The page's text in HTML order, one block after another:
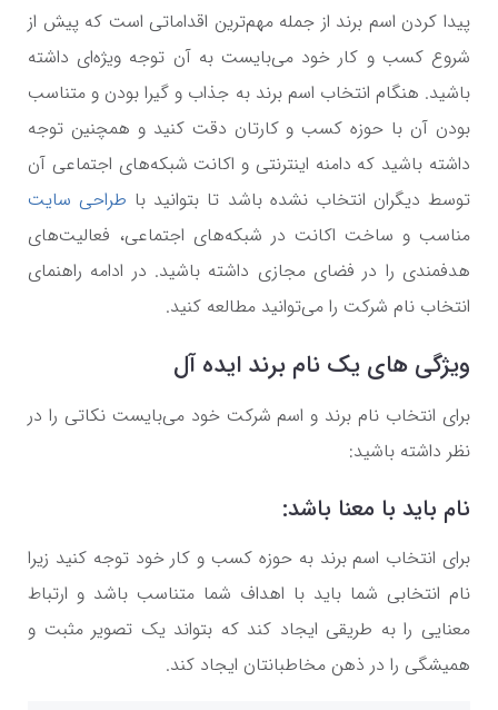
پیدا کردن اسم برند از جمله مهم‌ترین اقداماتی است که پیش از
شروع کسب و کار خود می‌بایست به آن توجه ویژه‌ای داشته
باشید. هنگام انتخاب اسم برند به جذاب و گیرا بودن و متناسب
بودن آن با حوزه کسب و کارتان دقت کنید و همچنین توجه
داشته باشید که دامنه اینترنتی و اکانت شبکه‌های اجتماعی آن
توسط دیگران انتخاب نشده باشد تا بتوانید با طراحی سایت
مناسب و ساخت اکانت در شبکه‌های اجتماعی، فعالیت‌های
هدفمندی را در فضای مجازی داشته باشید. در ادامه راهنمای
انتخاب نام شرکت را می‌توانید مطالعه کنید.
ویژگی های یک نام برند ایده آل
برای انتخاب نام برند و اسم شرکت خود می‌بایست نکاتی را در
نظر داشته باشید:
نام باید با معنا باشد:
برای انتخاب اسم برند به حوزه کسب و کار خود توجه کنید زیرا
نام انتخابی شما باید با اهداف شما متناسب باشد و ارتباط
معنایی را به طریقی ایجاد کند که بتواند یک تصویر مثبت و
همیشگی را در ذهن مخاطبانتان ایجاد کند.